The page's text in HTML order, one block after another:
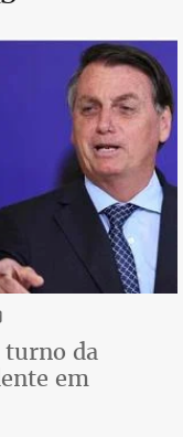
turno da
em